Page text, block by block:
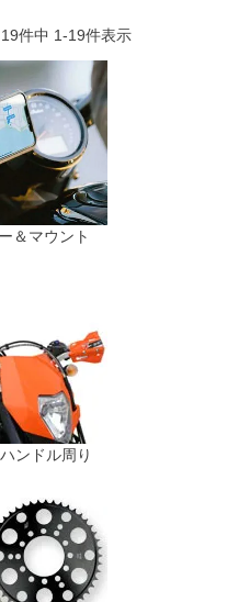
19件中 1-19件表示
＆マウント
ンドル周り